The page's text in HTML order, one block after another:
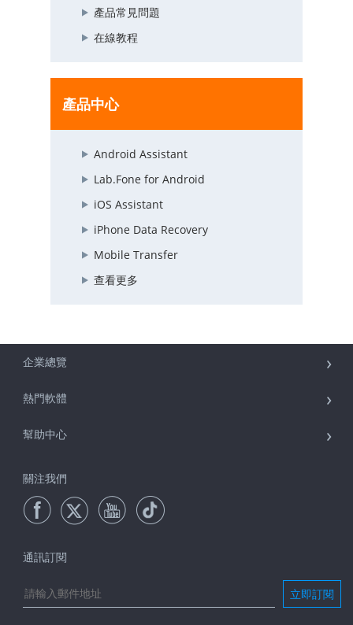
產品常見問題
在線教程
產品中心
Android Assistant
Lab.Fone for Android
iOS Assistant
iPhone Data Recovery
Mobile Transfer
查看更多
企業總覽
熱門軟體
幫助中心
關注我們
通訊訂閱
立即訂閱